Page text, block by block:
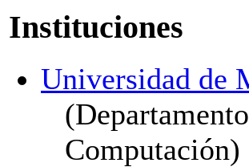
Instituciones
Universidad de
Computación)